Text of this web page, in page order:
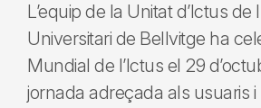
L’equip de la Unitat d’Ictus de
Universitari de Bellvitge ha
Mundial de l’Ictus el 29
jornada adreçada als usuaris